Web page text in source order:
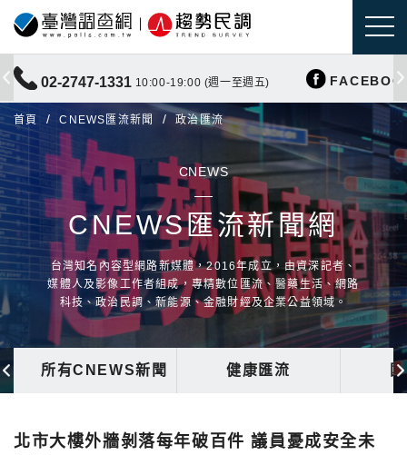
02-2747-1331 10:00-19:00 (週一至週五)
首頁 CNEWS匯流新聞 政治匯流
CNEWS
CNEWS匯流新聞網
台灣知名內容型網路新媒體，2016年成立，由資深記者、
媒體人及影像工作者組成，專精數位匯流、醫藥生活、網路
科技、政治民調、新能源、金融財經及企業公益領域。
所有CNEWS新聞 健康匯流
北市大樓外牆剝落每年破百件 議員憂成安全未